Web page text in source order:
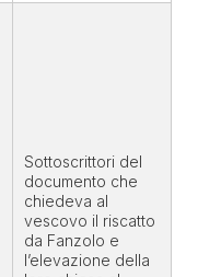
Sottoscrittori del
documento che
chiedeva al
vescovo il riscatto
da Fanzolo e
l’elevazione della